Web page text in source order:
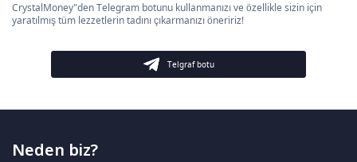
CrystalMoney"den Telegram botunu kullanmanızı ve özellikle sizin için
yaratılmış tüm lezzetlerin tadını çıkarmanızı öneririz!
Telgraf botu
Neden biz?